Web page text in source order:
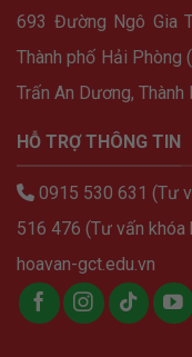
693 Đường Ngô Gia
Thành phố Hải Phòng
Trấn An Dương,
HỖ TRỢ THÔNG TIN
0915 530 631 (Tư
516 476 (Tư vấn khóa
hoavan-gct.edu.vn